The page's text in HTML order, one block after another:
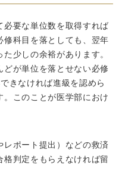
必要な単位数を取得すれば
修科目を落としても、翌年
少しの余裕があります。
どが単位を落とせない必修
きなければ進級を認めら
このことが医学部におけ
ポート提出）などの救済
判定をもらえなければ留